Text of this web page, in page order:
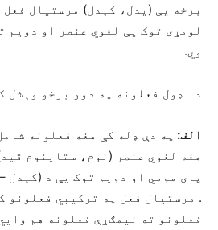
برخه یې (یدل، کېدل) مرستیال فعل
لومړی توک یې لغوي عنصر او دویم
وي.
دا ډول فعلونه په دوو برخو وېشل
الف: په دې ډله کې هغه فعلونه
هغه لغوي عنصر (نوم، ستاینوم
پای مومي او دویم توک یې د (کېدل
. مرستیال فعل په ترکیبي فعلونو
فعلونو ته نيمګړې فعلونه هم